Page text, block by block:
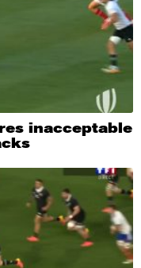
inacceptable